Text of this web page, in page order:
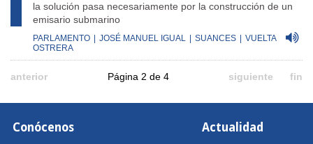
la solución pasa necesariamente por la construcción de un
emisario submarino
PARLAMENTO JOSÉ MANUEL IGUAL SUANCES
VUELTA
OSTRERA
anterior Página 2 de 4 siguiente fin
Conócenos Actualidad